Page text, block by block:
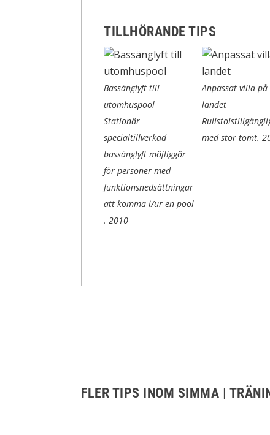
TILLHÖRANDE TIPS
Bassänglyft till
utomhuspool
Stationär
specialtillverkad
bassänglyft möjliggör
för personer med
funktionsnedsättningar
att komma i/ur en pool
. 2010
Anpassat villa på
landet
med stor tomt.
FLER TIPS INOM SIMMA |